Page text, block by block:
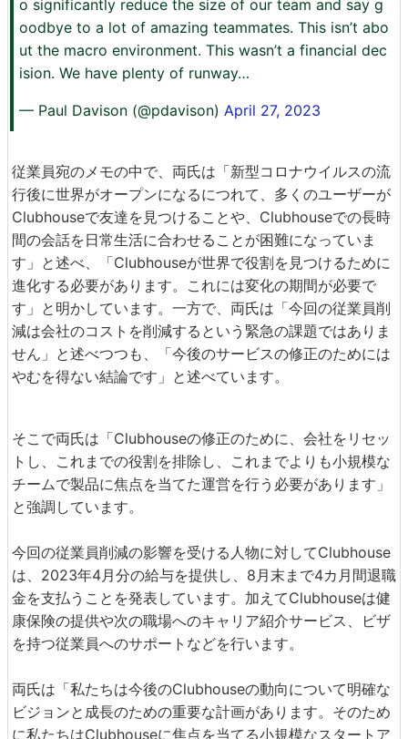
o significantly reduce the size of our team and say g
oodbye to a lot of amazing teammates. This isn’t abo
ut the macro environment. This wasn’t a financial dec
ision. We have plenty of runway…
— Paul Davison (@pdavison) April 27, 2023
従業員宛のメモの中で、両氏は「新型コロナウイルスの流
行後に世界がオープンになるにつれて、多くのユーザーが
Clubhouseで友達を見つけることや、Clubhouseでの長時
間の会話を日常生活に合わせることが困難になっていま
す」と述べ、「Clubhouseが世界で役割を見つけるために
進化する必要があります。これには変化の期間が必要で
す」と明かしています。一方で、両氏は「今回の従業員削
減は会社のコストを削減するという緊急の課題ではありま
せん」と述べつつも、「今後のサービスの修正のためには
やむを得ない結論です」と述べています。
そこで両氏は「Clubhouseの修正のために、会社をリセッ
トし、これまでの役割を排除し、これまでよりも小規模な
チームで製品に焦点を当てた運営を行う必要があります」
と強調しています。
今回の従業員削減の影響を受ける人物に対してClubhouse
は、2023年4月分の給与を提供し、8月末まで4カ月間退職
金を支払うことを発表しています。加えてClubhouseは健
康保険の提供や次の職場へのキャリア紹介サービス、ビザ
を持つ従業員へのサポートなどを行います。
両氏は「私たちは今後のClubhouseの動向について明確な
ビジョンと成長のための重要な計画があります。そのため
に私たちはClubhouseに焦点を当てる小規模なスタートア